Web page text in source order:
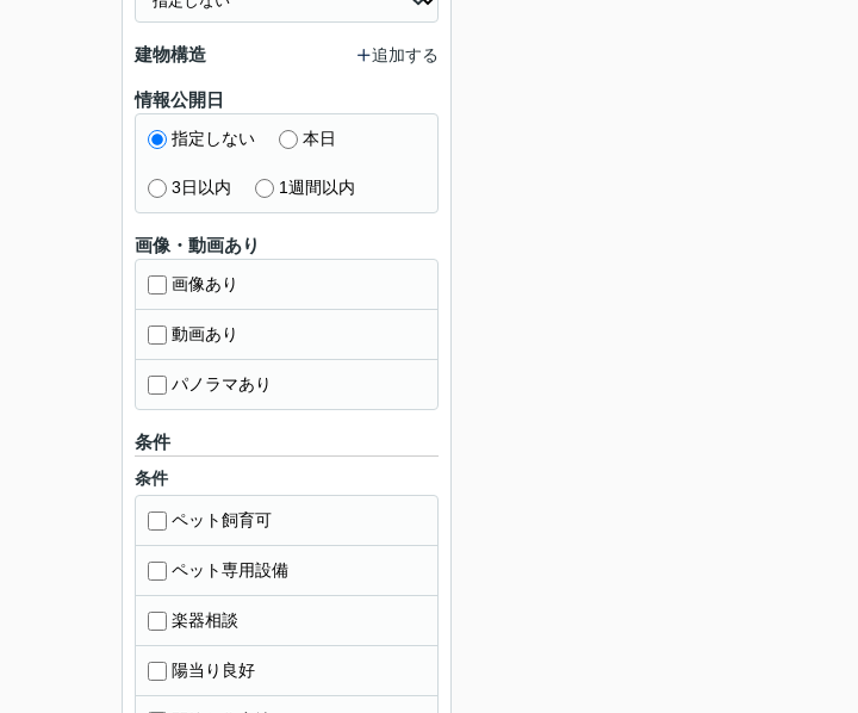
建物構造 追加する
情報公開日
指定しない 本日
3日以内 1週間以内
画像・動画あり
画像あり
動画あり
パノラマあり
条件
条件
ペット飼育可
ペット専用設備
楽器相談
陽当り良好